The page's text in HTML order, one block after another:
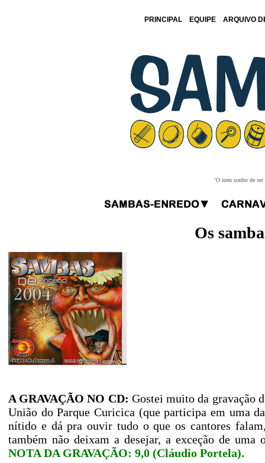
PRINCIPAL EQUIPE ARQUIVO
'O meu sonho de
Os
A GRAVAÇÃO NO CD: Gostei muito da gravação
União do Parque Curicica (que participa em uma
nítido e dá pra ouvir tudo o que os cantores
também não deixam a desejar, a exceção de
NOTA DA GRAVAÇÃO: 9,0 (Cláudio Portela).